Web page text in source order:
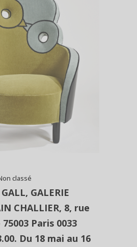
classé
GALERIE
CHALLIER, 8, rue
Paris 0033
Du 18 mai au 16